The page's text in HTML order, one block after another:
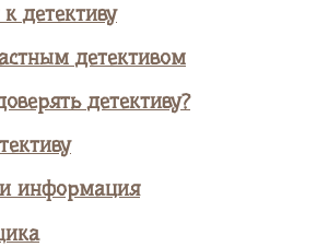
детективу
детективом
детективу?
информация